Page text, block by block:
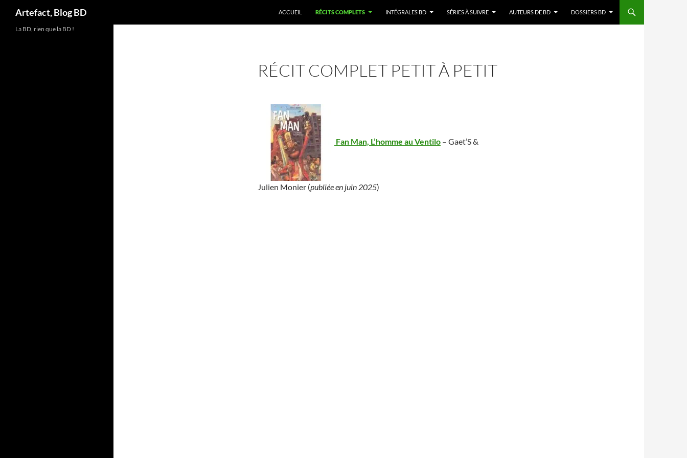
Aller
Artefact, Blog BD ACCUEIL RÉCITS COMPLETS INTÉGRALES BD SÉRIES À SUIVRE AUTEURS DE BD DOSSIERS BD
RÉCIT COMPLET PETIT À PETIT
Fan Man, L’homme au Ventilo – Gaet’S &
Julien Monier (publiée en juin 2025)
La BD, rien que la BD !